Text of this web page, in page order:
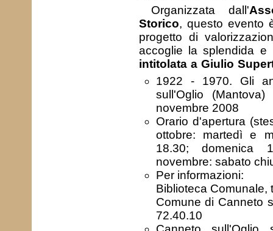
Organizzata dall'
Storico, questo evento
progetto di
accoglie la splendida
intitolata a Giulio
1922 - 1970. Gli
sull'Oglio
novembre 2008
Orario d'apertura
ottobre: martedì e
18.30; domenica
novembre: sabato
Per informazioni:
Biblioteca Comunale,
Comune di Canneto
72.40.10